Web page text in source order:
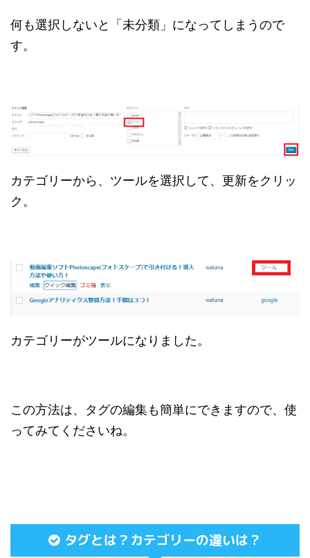
何も選択しないと「未分類」になってしまうので
す。
カテゴリーから、ツールを選択して、更新をクリッ
ク。
カテゴリーがツールになりました。
この方法は、タグの編集も簡単にできますので、使
ってみてくださいね。
タグとは？カテゴリーの違いは？